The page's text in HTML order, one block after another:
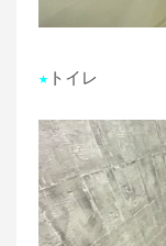
★ トイレ